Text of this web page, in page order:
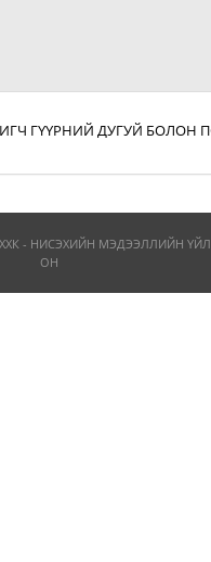
ГҮҮРНИЙ ДУГУЙ БОЛОН
- НИСЭХИЙН МЭДЭЭЛЛИЙН
ОН